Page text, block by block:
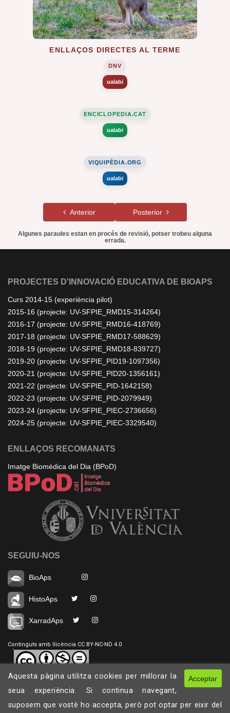
ENLLAÇOS DIRECTES AL TERME
DNV
ualabi
ENCICLOPEDIA.CAT
ualabi
VIQUIPÈDIA.ORG
ualabi
Anterior Posterior
Algunes paraules estan en procés de revisió, potser trobeu alguna
errada.
PROJECTES D'INNOVACIÓ EDUCATIVA DE BIOAPS
Curs 2014-15 (experiència pilot)
2015-16 (projecte: UV-SFPIE_RMD15-314264)
2016-17 (projecte: UV-SFPIE_RMD16-418769)
2017-18 (projecte: UV-SFPIE_RMD17-588629)
2018-19 (projecte: UV-SFPIE_RMD18-839727)
2019-20 (projecte: UV-SFPIE_PID19-1097356)
2020-21 (projecte: UV-SFPIE_PID20-1356161)
2021-22 (projecte: UV-SFPIE_PID-1642158)
2022-23 (projecte: UV-SFPIE_PID-2079949)
2023-24 (projecte: UV-SFPIE_PIEC-2736656)
2024-25 (projecte: UV-SFPIE_PIEC-3329540)
ENLLAÇOS RECOMANATS
Imatge Biomèdica del Dia (BPoD)
SEGUIU-NOS
BioAps
HistoAps
XarradAps
Continguts amb llicència CC BY-NC-ND 4.0
©2026 bioApS. Tots els drets reservats. Disseny per Free-Template.co
Acceptar
Aquesta pàgina utilitza cookies per millorar la
seua experiència. Si continua navegant,
suposem que vostè ho accepta, però pot optar per eixir del